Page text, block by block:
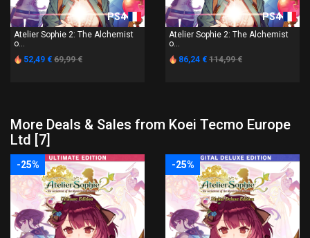
PS4
Atelier Sophie 2: The Alchemist
o...
52,49 € 69,99 €
PS4
Atelier Sophie 2: The Alchemist
o...
86,24 € 114,99 €
More Deals & Sales from Koei Tecmo Europe
Ltd [7]
-25% -25%